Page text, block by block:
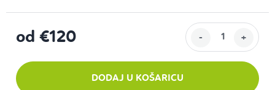
od €120
DODAJ U KOŠARICU